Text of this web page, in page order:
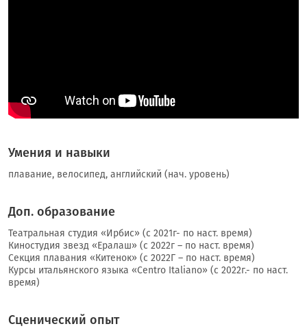
Умения и навыки
плавание, велосипед, английский (нач. уровень)
Доп. образование
Театральная студия «Ирбис» (с 2021г- по наст. время)
Киностудия звезд «Ералаш» (с 2022г – по наст. время)
Секция плавания «Китенок» (с 2022Г – по наст. время)
Курсы итальянского языка «Centro Italiano» (c 2022г.- по наст.
время)
Сценический опыт